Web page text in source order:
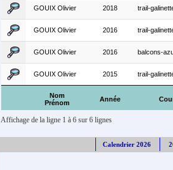
Nom
Prénom
Année
GOUIX Olivier 2018 trail-
GOUIX Olivier 2016 trail-
GOUIX Olivier 2016 balcons-
GOUIX Olivier 2015 trail-
Affichage de la ligne 1 à 6 sur 6 lignes
Calendrier 2026